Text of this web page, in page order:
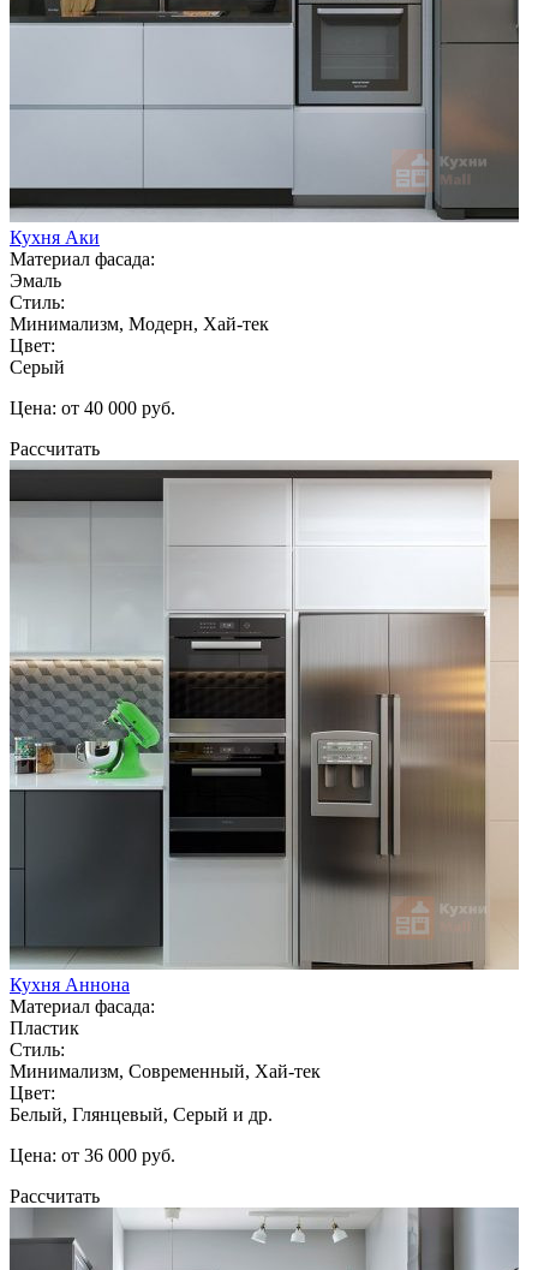
Кухня Аки
Материал фасада:
Эмаль
Стиль:
Минимализм, Модерн, Хай-тек
Цвет:
Серый
Цена: от 40 000 руб.
Рассчитать
Кухня Аннона
Материал фасада:
Пластик
Стиль:
Минимализм, Современный, Хай-тек
Цвет:
Белый, Глянцевый, Серый и др.
Цена: от 36 000 руб.
Рассчитать